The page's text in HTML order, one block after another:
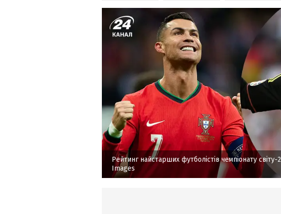
Рейтинг найстарших футболістів чемпіонату світу-
Images